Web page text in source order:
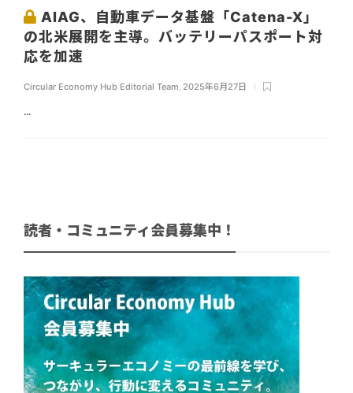
AIAG、自動車データ基盤「Catena-X」
の北米展開を主導。バッテリーパスポート対
応を加速
Circular Economy Hub Editorial Team 2025年6月27日
...
読者・コミュニティ会員募集中！